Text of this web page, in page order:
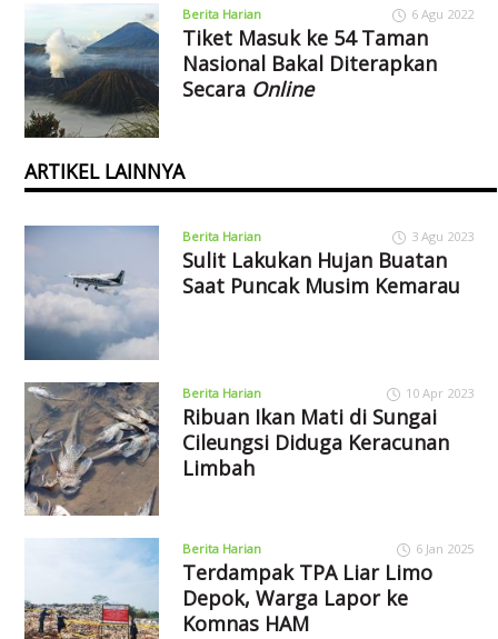
Berita Harian 6 Agu 2022
Tiket Masuk ke 54 Taman
Nasional Bakal Diterapkan
Secara Online
ARTIKEL LAINNYA
Berita Harian 3 Agu 2023
Sulit Lakukan Hujan Buatan
Saat Puncak Musim Kemarau
Berita Harian 10 Apr 2023
Ribuan Ikan Mati di Sungai
Cileungsi Diduga Keracunan
Limbah
Berita Harian 6 Jan 2025
Terdampak TPA Liar Limo
Depok, Warga Lapor ke
Komnas HAM